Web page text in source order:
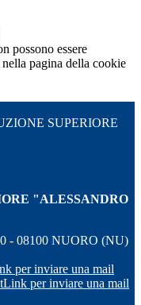
possono essere
pagina della cookie
SUPERIORE
"ALESSANDRO
- 08100 NUORO (NU)
per inviare una mail
Link per inviare una mail